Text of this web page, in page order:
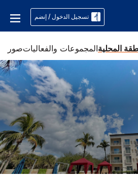
تسجيل الدخول / إنضم
المحليةالمجموعات والفعالياتصور